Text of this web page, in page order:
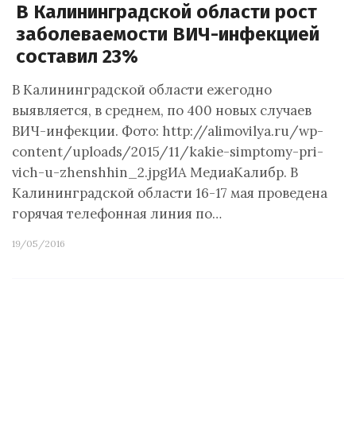
В Калининградской области рост
заболеваемости ВИЧ-инфекцией
составил 23%
В Калининградской области ежегодно
выявляется, в среднем, по 400 новых случаев
ВИЧ-инфекции. Фото: http://alimovilya.ru/wp-
content/uploads/2015/11/kakie-simptomy-pri-
vich-u-zhenshhin_2.jpgИА МедиаКалибр. В
Калининградской области 16-17 мая проведена
горячая телефонная линия по…
19/05/2016